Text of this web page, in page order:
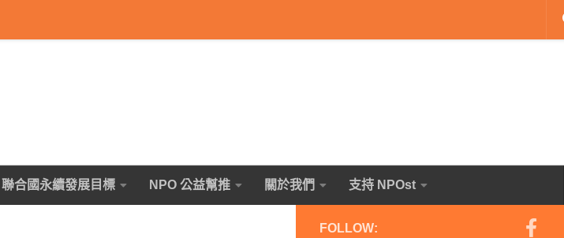
聯合國永續發展目標 NPO 公益幫推 關於我們 支持 NPOst
FOLLOW: